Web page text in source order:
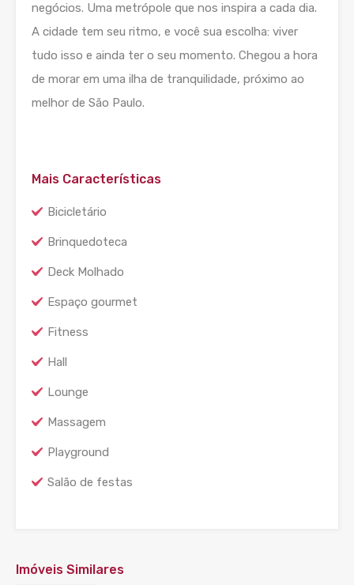
negócios. Uma metrópole que nos inspira a cada dia.
A cidade tem seu ritmo, e você sua escolha: viver
tudo isso e ainda ter o seu momento. Chegou a hora
de morar em uma ilha de tranquilidade, próximo ao
melhor de São Paulo.
Mais Características
Bicicletário
Brinquedoteca
Deck Molhado
Espaço gourmet
Fitness
Hall
Lounge
Massagem
Playground
Salão de festas
Imóveis Similares